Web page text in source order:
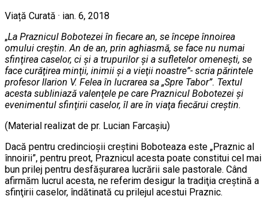
Viață Curată · ian. 6, 2018
„La Praznicul Bobotezei în fiecare an, se începe înnoirea
omului creştin. An de an, prin aghiasmă, se face nu numai
sfinţirea caselor, ci şi a trupurilor şi a sufletelor omeneşti, se
face curăţirea minţii, inimii şi a vieţii noastre”- scria părintele
profesor Ilarion V. Felea în lucrarea sa „Spre Tabor”. Textul
acesta subliniază valenţele pe care Praznicul Bobotezei şi
evenimentul sfinţirii caselor, îl are în viaţa fiecărui creştin.
(Material realizat de pr. Lucian Farcaşiu)
Dacă pentru credincioşii creştini Boboteaza este „Praznic al
înnoirii”, pentru preot, Praznicul acesta poate constitui cel mai
bun prilej pentru desfăşurarea lucrării sale pastorale. Când
afirmăm lucrul acesta, ne referim desigur la tradiţia creştină a
sfinţirii caselor, îndătinată cu prilejul acestui Praznic.